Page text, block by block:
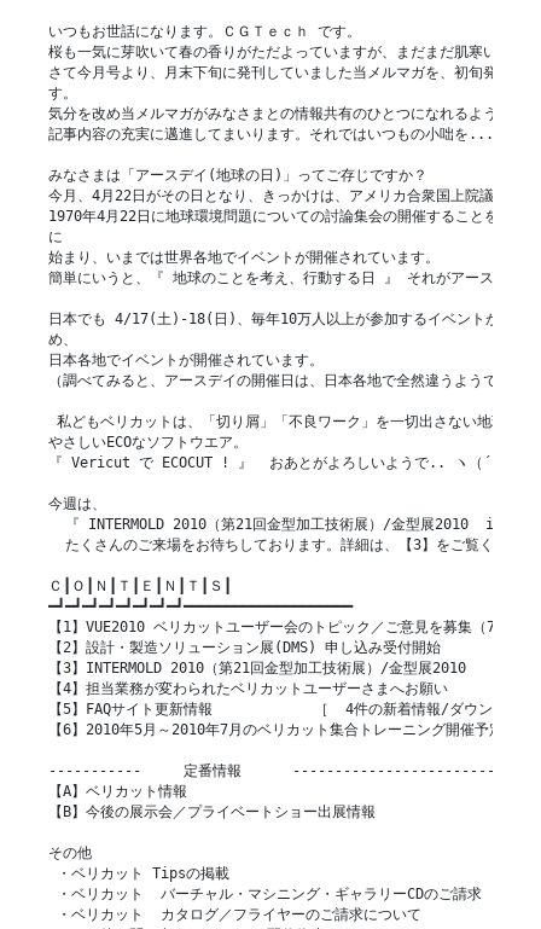
いつもお世話になります。ＣＧＴｅｃｈ です。
桜も一気に芽吹いて春の香りがただよっていますが、まだまだ肌寒い日が
さて今月号より、月末下旬に発刊していました当メルマガを、初旬発刊に
す。
気分を改め当メルマガがみなさまとの情報共有のひとつになれるように、
記事内容の充実に邁進してまいります。それではいつもの小咄を... 。
みなさまは「アースデイ(地球の日)」ってご存じですか？
今月、4月22日がその日となり、きっかけは、アメリカ合衆国上院議員が
1970年4月22日に地球環境問題についての討論集会の開催することを呼び
に
始まり、いまでは世界各地でイベントが開催されています。
簡単にいうと、『 地球のことを考え、行動する日 』 それがアースデイで
日本でも 4/17(土)-18(日)、毎年10万人以上が参加するイベントが代々
め、
日本各地でイベントが開催されています。
（調べてみると、アースデイの開催日は、日本各地で全然違うようです）
私どもベリカットは、「切り屑」「不良ワーク」を一切出さない地球環境
やさしいECOなソフトウエア。
『 Vericut で ECOCUT ! 』  おあとがよろしいようで.. ヽ（´ー｀;
今週は、
『 INTERMOLD 2010（第21回金型加工技術展）/金型展2010  in
たくさんのご来場をお待ちしております。詳細は、【3】をご覧ください
Ｃ┃Ｏ┃Ｎ┃Ｔ┃Ｅ┃Ｎ┃Ｔ┃Ｓ┃
━┛━┛━┛━┛━┛━┛━┛━┛━━━━━━━━━━━━━━━━━━━━
【1】VUE2010 ベリカットユーザー会のトピック／ご意見を募集（7月開
【2】設計・製造ソリューション展(DMS) 申し込み受付開始
【3】INTERMOLD 2010（第21回金型加工技術展）/金型展2010
【4】担当業務が変わられたベリカットユーザーさまへお願い
【5】FAQサイト更新情報            ［  4件の新着情報/ダウンロード
【6】2010年5月～2010年7月のベリカット集合トレーニング開催予定
-----------     定番情報
【A】ベリカット情報
【B】今後の展示会／プライベートショー出展情報
その他
・ベリカット Tipsの掲載
・ベリカット  バーチャル・マシニング・ギャラリーCDのご請求
・ベリカット  カタログ／フライヤーのご請求について